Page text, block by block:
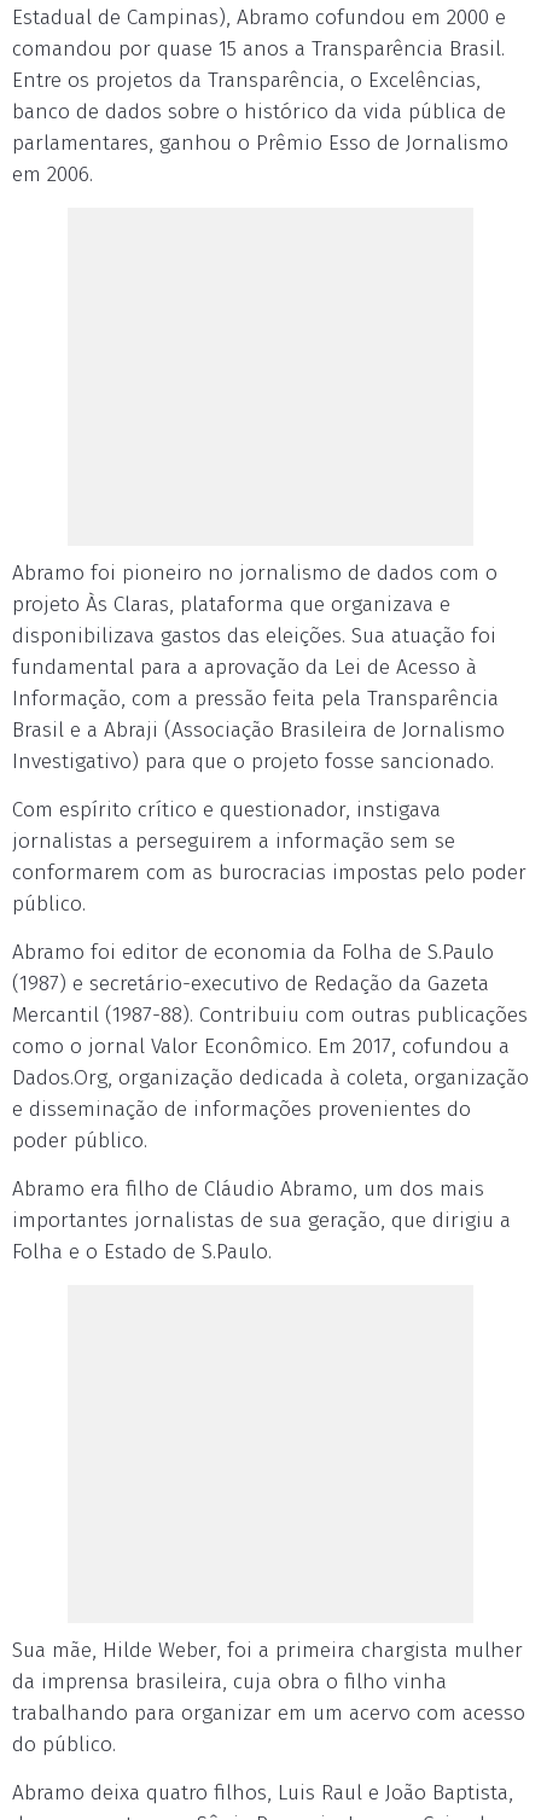
Estadual de Campinas), Abramo cofundou em 2000 e
comandou por quase 15 anos a Transparência Brasil.
Entre os projetos da Transparência, o Excelências,
banco de dados sobre o histórico da vida pública de
parlamentares, ganhou o Prêmio Esso de Jornalismo
em 2006.
Abramo foi pioneiro no jornalismo de dados com o
projeto Às Claras, plataforma que organizava e
disponibilizava gastos das eleições. Sua atuação foi
fundamental para a aprovação da Lei de Acesso à
Informação, com a pressão feita pela Transparência
Brasil e a Abraji (Associação Brasileira de Jornalismo
Investigativo) para que o projeto fosse sancionado.
Com espírito crítico e questionador, instigava
jornalistas a perseguirem a informação sem se
conformarem com as burocracias impostas pelo poder
público.
Abramo foi editor de economia da Folha de S.Paulo
(1987) e secretário-executivo de Redação da Gazeta
Mercantil (1987-88). Contribuiu com outras publicações
como o jornal Valor Econômico. Em 2017, cofundou a
Dados.Org, organização dedicada à coleta, organização
e disseminação de informações provenientes do
poder público.
Abramo era filho de Cláudio Abramo, um dos mais
importantes jornalistas de sua geração, que dirigiu a
Folha e o Estado de S.Paulo.
Sua mãe, Hilde Weber, foi a primeira chargista mulher
da imprensa brasileira, cuja obra o filho vinha
trabalhando para organizar em um acervo com acesso
do público.
Abramo deixa quatro filhos, Luis Raul e João Baptista,